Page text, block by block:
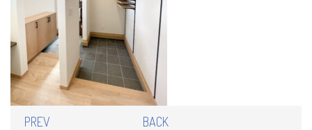
PREV BACK